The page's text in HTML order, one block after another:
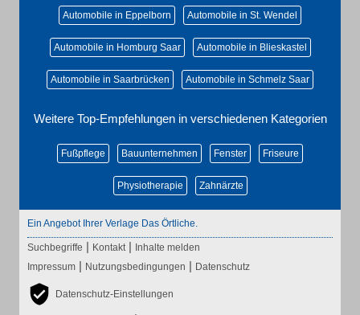
Automobile in Eppelborn Automobile in St. Wendel
Automobile in Homburg Saar Automobile in Blieskastel
Automobile in Saarbrücken Automobile in Schmelz Saar
Weitere Top-Empfehlungen in verschiedenen Kategorien
Fußpflege Bauunternehmen Fenster Friseure
Physiotherapie Zahnärzte
Ein Angebot Ihrer Verlage Das Örtliche.
Suchbegriffe | Kontakt | Inhalte melden
Impressum | Nutzungsbedingungen | Datenschutz
Datenschutz-Einstellungen